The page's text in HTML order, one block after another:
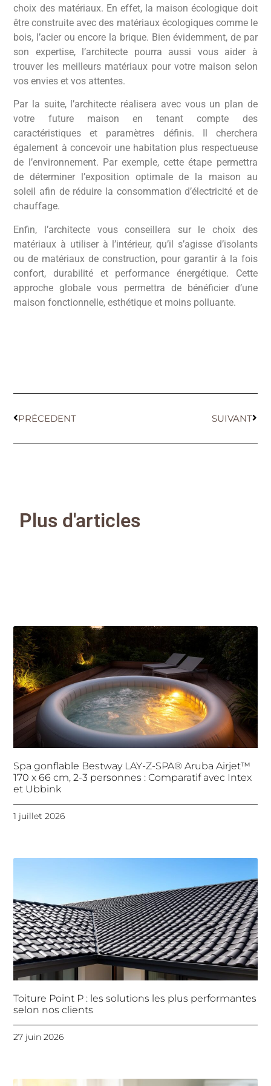
choix des matériaux. En effet, la maison écologique doit
être construite avec des matériaux écologiques comme le
bois, l’acier ou encore la brique. Bien évidemment, de par
son expertise, l’architecte pourra aussi vous aider à
trouver les meilleurs matériaux pour votre maison selon
vos envies et vos attentes.
Par la suite, l’architecte réalisera avec vous un plan de
votre future maison en tenant compte des
caractéristiques et paramètres définis. Il cherchera
également à concevoir une habitation plus respectueuse
de l’environnement. Par exemple, cette étape permettra
de déterminer l’exposition optimale de la maison au
soleil afin de réduire la consommation d’électricité et de
chauffage.
Enfin, l’architecte vous conseillera sur le choix des
matériaux à utiliser à l’intérieur, qu’il s’agisse d’isolants
ou de matériaux de construction, pour garantir à la fois
confort, durabilité et performance énergétique. Cette
approche globale vous permettra de bénéficier d’une
maison fonctionnelle, esthétique et moins polluante.
PRÉCEDENT SUIVANT
Plus d'articles
Spa gonflable Bestway LAY-Z-SPA® Aruba Airjet™
170 x 66 cm, 2-3 personnes : Comparatif avec Intex
et Ubbink
1 juillet 2026
Toiture Point P : les solutions les plus performantes
selon nos clients
27 juin 2026